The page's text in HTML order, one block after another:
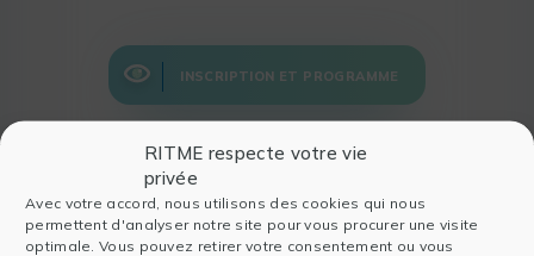
RITME respecte votre vie
privée
Avec votre accord, nous utilisons des cookies qui nous
permettent d'analyser notre site pour vous procurer une visite
optimale. Vous pouvez retirer votre consentement ou vous
INSCRIPTION ET PROGRAMME